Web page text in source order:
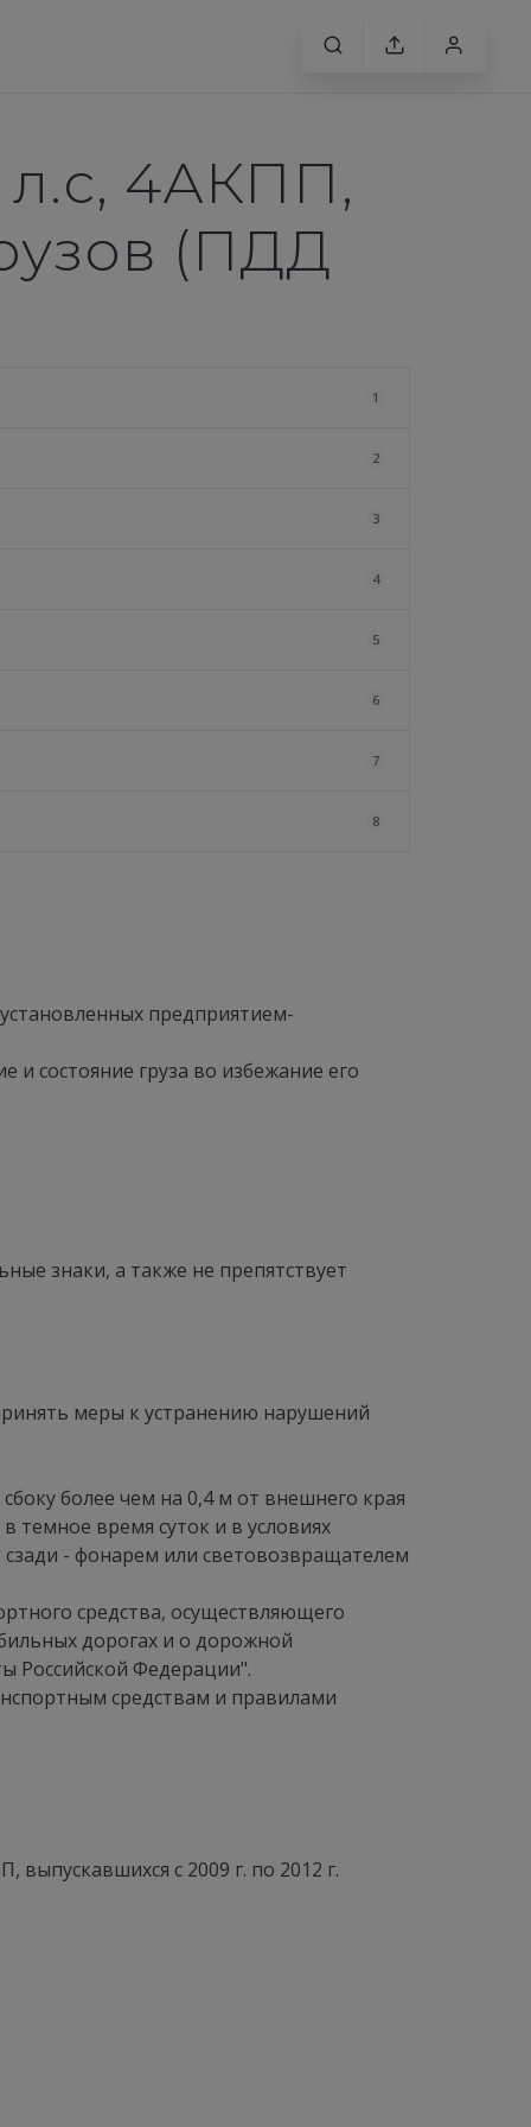
л.с, 4АКПП,
(ПДД
1
2
3
4
5
6
7
8
предприятием-
состояние груза во избежание его
знаки, а также не препятствует
меры к устранению нарушений
более чем на 0,4 м от внешнего края
темное время суток и в условиях
- фонарем или световозвращателем
средства, осуществляющего
дорогах и о дорожной
Российской Федерации".
средствам и правилами
выпускавшихся c 2009 г. по 2012 г.